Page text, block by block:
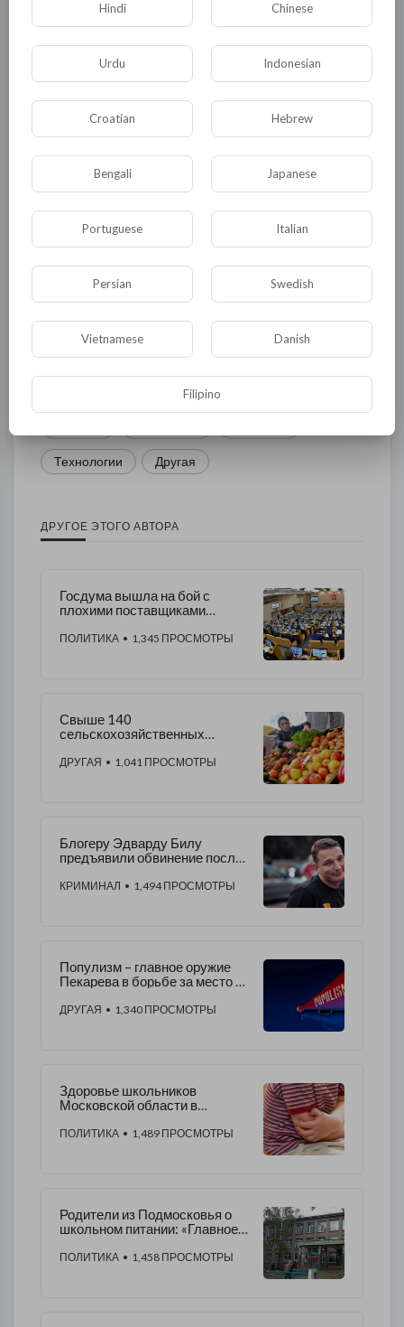
Комментариев нет
Общая Политика В мире
Общество Происшествия События
Комедия Развлечение
Новости и политика Криминал Культура
Флора и фауна ЖКХ История
Юмор Наука и образование
Технологии Другая
ДРУГОЕ ЭТОГО АВТОРА
Госдума вышла на бой с
плохими поставщиками
ПОЛИТИКА • 1,345 ПРОСМОТРЫ
Свыше 140
сельскохозяйственных
Подмосковье в 2021 году
ДРУГАЯ • 1,041 ПРОСМОТРЫ
Блогеру Эдварду Билу
предъявили обвинение после
КРИМИНАЛ • 1,494 ПРОСМОТРЫ
Популизм – главное оружие
Пекарева в борьбе за место в
ДРУГАЯ • 1,340 ПРОСМОТРЫ
Здоровье школьников
Московской области в
ПОЛИТИКА • 1,489 ПРОСМОТРЫ
Родители из Подмосковья о
школьном питании: «Главное,
нам»
ПОЛИТИКА • 1,458 ПРОСМОТРЫ
Hindi Chinese
Urdu Indonesian
Croatian Hebrew
Bengali Japanese
Portuguese Italian
Persian Swedish
Vietnamese Danish
Filipino